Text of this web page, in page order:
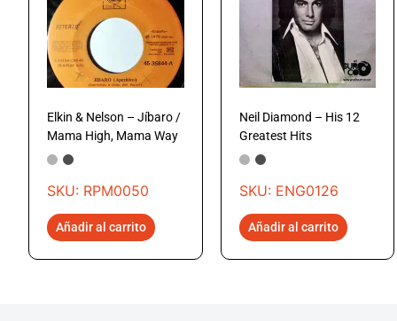
Elkin & Nelson – Jíbaro /
Mama High, Mama Way
SKU: RPM0050
Añadir al carrito
Neil Diamond – His 12
Greatest Hits
SKU: ENG0126
Añadir al carrito